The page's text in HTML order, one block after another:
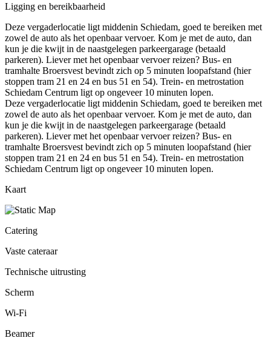
Ligging en bereikbaarheid
Deze vergaderlocatie ligt middenin Schiedam, goed te bereiken met
zowel de auto als het openbaar vervoer. Kom je met de auto, dan
kun je die kwijt in de naastgelegen parkeergarage (betaald
parkeren). Liever met het openbaar vervoer reizen? Bus- en
tramhalte Broersvest bevindt zich op 5 minuten loopafstand (hier
stoppen tram 21 en 24 en bus 51 en 54). Trein- en metrostation
Schiedam Centrum ligt op ongeveer 10 minuten lopen.
Deze vergaderlocatie ligt middenin Schiedam, goed te bereiken met
zowel de auto als het openbaar vervoer. Kom je met de auto, dan
kun je die kwijt in de naastgelegen parkeergarage (betaald
parkeren). Liever met het openbaar vervoer reizen? Bus- en
tramhalte Broersvest bevindt zich op 5 minuten loopafstand (hier
stoppen tram 21 en 24 en bus 51 en 54). Trein- en metrostation
Schiedam Centrum ligt op ongeveer 10 minuten lopen.
Kaart
Catering
Vaste cateraar
Technische uitrusting
Scherm
Wi-Fi
Beamer